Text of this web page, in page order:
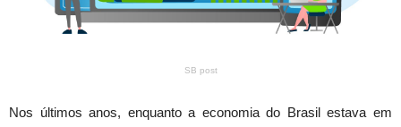
SB post
Nos últimos anos, enquanto a economia do Brasil estava em